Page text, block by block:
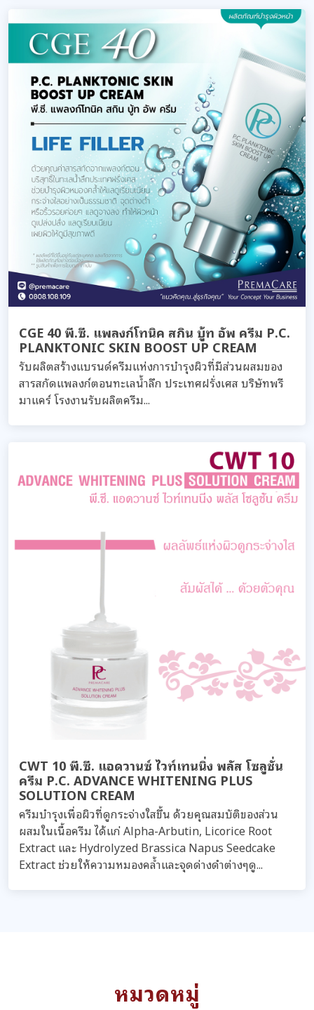
CGE 40 พี.ซี. แพลงก์โทนิค สกิน บู้ท อัพ ครีม P.C.
PLANKTONIC SKIN BOOST UP CREAM
รับผลิตสร้างแบรนด์ครีมแห่งการบำรุงผิวที่มีส่วนผสมของ
สารสกัดแพลงก์ตอนทะเลน้ำลึก ประเทศฝรั่งเศส บริษัทพรี
มาแคร์ โรงงานรับผลิตครีม...
CWT 10 พี.ซี. แอดวานซ์ ไวท์เทนนิ่ง พลัส โซลูชั่น
ครีม P.C. ADVANCE WHITENING PLUS
SOLUTION CREAM
ครีมบำรุงเพื่อผิวที่ดูกระจ่างใสขึ้น ด้วยคุณสมบัติของส่วน
ผสมในเนื้อครีม ได้แก่ Alpha-Arbutin, Licorice Root
Extract และ Hydrolyzed Brassica Napus Seedcake
Extract ช่วยให้ความหมองคล้ำและจุดด่างดำต่างๆดู...
หมวดหมู่